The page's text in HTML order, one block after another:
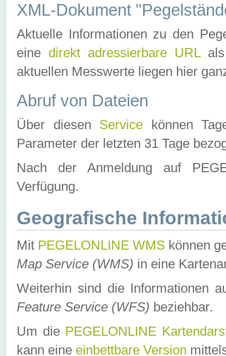
XML-Dokument
Aktuelle Informationen zu den
eine direkt adressierbare URLals
aktuellen Messwerte liegen hier
Abruf von Dateien
Über diesen Service können
Parameter der letzten 31 Tage
Nach der Anmeldung auf
Verfügung.
Geografische
Mit PEGELONLINE WMS können
Map Service (WMS) in eine
Weiterhin sind die Informationen
Feature Service (WFS) beziehbar.
Um die PEGELONLINE
kann eine einbettbare Version